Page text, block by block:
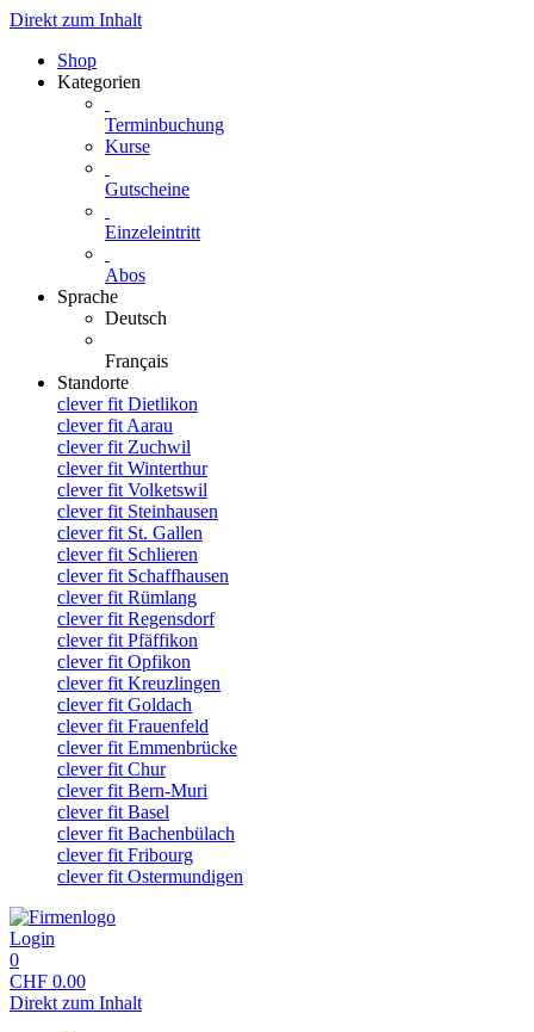
Direkt zum Inhalt
Shop
Kategorien
Terminbuchung
Kurse
Gutscheine
Einzeleintritt
Abos
Sprache
Deutsch
Français
Standorte
clever fit Dietlikon
clever fit Aarau
clever fit Zuchwil
clever fit Winterthur
clever fit Volketswil
clever fit Steinhausen
clever fit St. Gallen
clever fit Schlieren
clever fit Schaffhausen
clever fit Rümlang
clever fit Regensdorf
clever fit Pfäffikon
clever fit Opfikon
clever fit Kreuzlingen
clever fit Goldach
clever fit Frauenfeld
clever fit Emmenbrücke
clever fit Chur
clever fit Bern-Muri
clever fit Basel
clever fit Bachenbülach
clever fit Fribourg
clever fit Ostermundigen
Login
0
CHF 0.00
Direkt zum Inhalt